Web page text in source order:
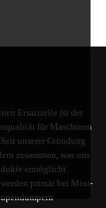
Ersatzteile ist der
für Maschinen
unserer Gründung
zusammen, was uns
ermöglicht.
primär bei Mini-